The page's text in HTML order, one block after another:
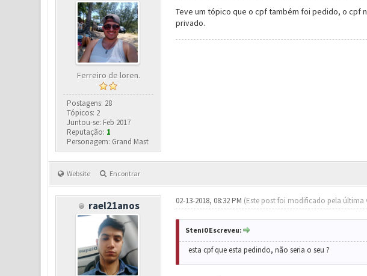
Ferreiro de loren.
Postagens: 28
Tópicos: 2
Juntou-se: Feb 2017
Reputação: 1
Personagem: Grand Mast
Teve um tópico que o cpf também foi pedido, o cpf
privado.
Website Encontrar
rael21anos 02-13-2018, 08:32 PM (Este post foi modificado pela última
Steni0 Escreveu:
esta cpf que esta pedindo, não seria o seu ?